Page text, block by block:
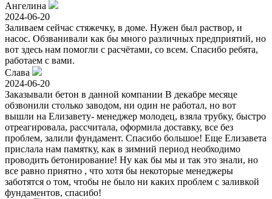
Ангелина
2024-06-20
Заливаем сейчас стяжечку, в доме. Нужен был раствор, и
насос. Обзванивали как бы много различных предприятий, но
вот здесь нам помогли с расчётами, со всем. Спасибо ребята,
работаем с вами.
Слава
2024-06-20
Заказывали бетон в данной компании В декабре месяце
обзвонили столько заводом, ни один не работал, но вот
вышли на Елизавету- менеджер молодец, взяла трубку, быстро
отреагировала, рассчитала, оформила доставку, все без
проблем, залили фундамент. Спасибо большое! Еще Елизавета
прислала нам памятку, как в зимний период необходимо
проводить бетонирование! Ну как бы мы и так это знали, но
все равно приятно , что хотя бы некоторые менеджеры
заботятся о том, чтобы не было ни каких проблем с заливкой
фундаментов, спасибо!